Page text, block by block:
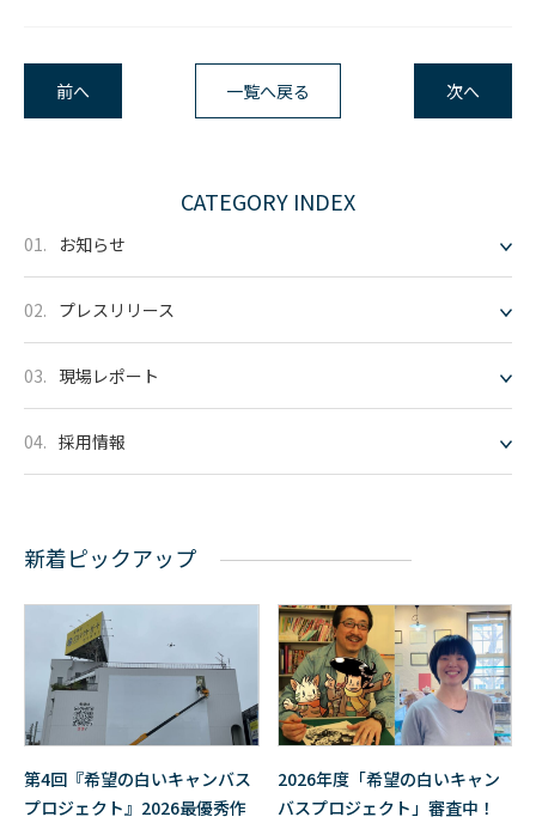
前へ 次へ
一覧へ戻る
CATEGORY INDEX
01. お知らせ
02. プレスリリース
03. 現場レポート
04. 採用情報
新着ピックアップ
第4回『希望の白いキャンバス
プロジェクト』2026最優秀作
2026年度「希望の白いキャン
バスプロジェクト」審査中！